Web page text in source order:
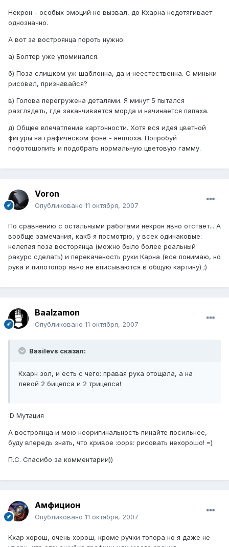
Некрон - особых эмоций не вызвал, до Кхарна недотягивает
однозначно.
А вот за востроянца пороть нужно:
а) Болтер уже упоминался.
б) Поза слишком уж шаблонна, да и неестественна. С миньки
рисовал, признавайся?
в) Голова перегружена деталями. Я минут 5 пытался
разглядеть, где заканчивается морда и начинается папаха.
д) Общее впечатление картонности. Хотя вся идея цветной
фигуры на графическом фоне - неплоха. Попробуй
пофотошопить и подобрать нормальную цветовую гамму.
Voron
Опубликовано 11 октября, 2007
По сравнению с остальными работами некрон явно отстает... А
вообще замечания, как5 я посмотрю, у всех одинаковые:
нелепая поза восторянца (можно было более реальный
ракурс сделать) и перекаченость руки Карна (все понимаю, но
рука и пилотопор явно не вписываются в общую картину) ;)
Baalzamon
Опубликовано 11 октября, 2007
Basilevs сказал:
Кхарн зол, и есть с чего: правая рука отощала, а на
левой 2 бицепса и 2 трицепса!
:D Мутация
А востроянца и мою неоригинальность пинайте посильнее,
буду впередь знать, что кривое :oops: рисовать нехорошо! =)
П.С. Спасибо за комментарии))
Амфицион
Опубликовано 11 октября, 2007
Кхар хорош, очень хорош, кроме ручки топора но я даже не